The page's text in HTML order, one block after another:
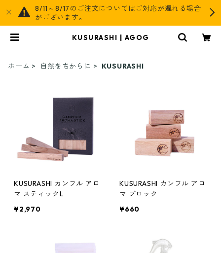
8/11～8/17のご注文についてはご対応が遅れる場合
がございます。
KUSURASHI | AGOG
ホーム 自然をちからに KUSURASHI
KUSURASHI カンフル アロ
マ スティックL
¥2,970
KUSURASHI カンフル アロ
マ ブロック
¥660